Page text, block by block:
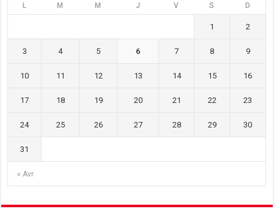
L M M J V S D
« Avr
1 2
3 4 5 6 7 8 9
10 11 12 13 14 15 16
17 18 19 20 21 22 23
24 25 26 27 28 29 30
31